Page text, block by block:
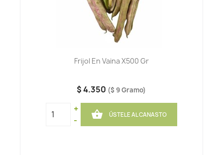
Frijol En Vaina X500 Gr
$ 4.350 ($ 9 Gramo)
+
-
 ÚSTELE AL CANASTO